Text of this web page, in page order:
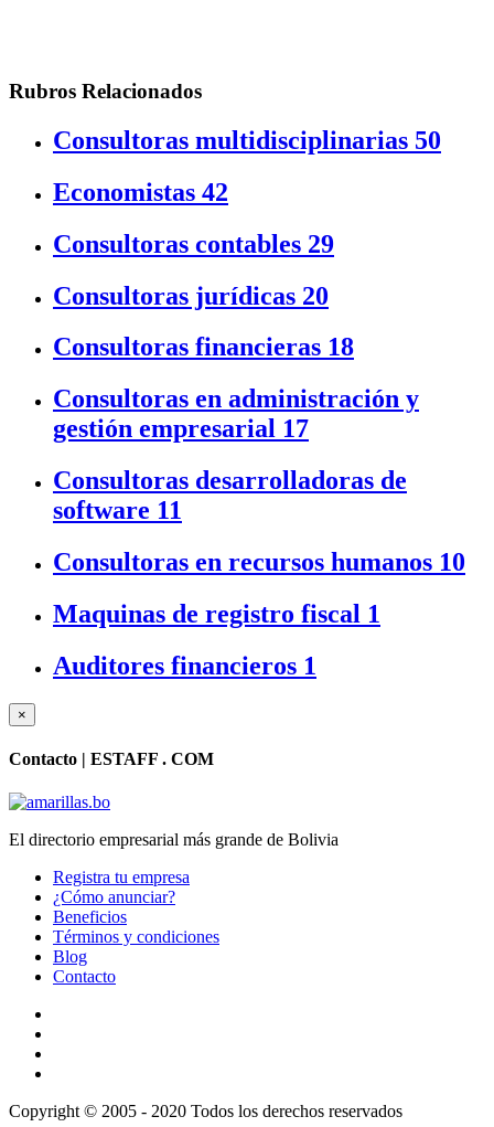
Rubros Relacionados
Consultoras multidisciplinarias 50
Economistas 42
Consultoras contables 29
Consultoras jurídicas 20
Consultoras financieras 18
Consultoras en administración y
gestión empresarial 17
Consultoras desarrolladoras de
software 11
Consultoras en recursos humanos 10
Maquinas de registro fiscal 1
Auditores financieros 1
×
Contacto | ESTAFF . COM
El directorio empresarial más grande de Bolivia
Registra tu empresa
¿Cómo anunciar?
Beneficios
Términos y condiciones
Blog
Contacto
Copyright © 2005 - 2020 Todos los derechos reservados